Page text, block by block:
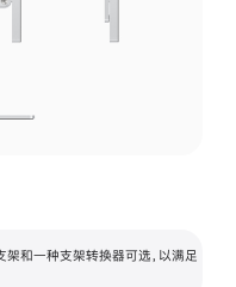
和一种支架转换器可选，以满足